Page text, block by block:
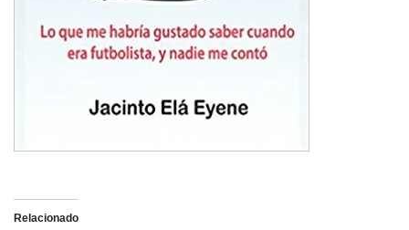
Relacionado